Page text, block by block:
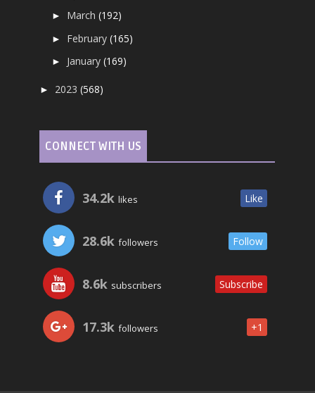
► March(192)
► February(165)
► January(169)
► 2023(568)
CONNECT WITH US
34.2k likes Like
28.6k followers Follow
8.6k subscribers Subscribe
17.3k followers +1